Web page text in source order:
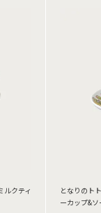
ルクティ
となりのト
ーカップ&